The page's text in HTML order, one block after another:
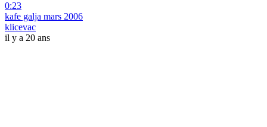
0:23
kafe galja mars 2006
klicevac
il y a 20 ans